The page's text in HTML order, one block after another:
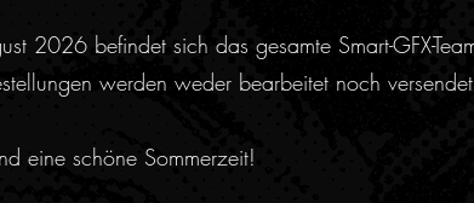
2026 befindet sich das gesamte Smart-GFX-
werden weder bearbeitet noch
eine schöne Sommerzeit!